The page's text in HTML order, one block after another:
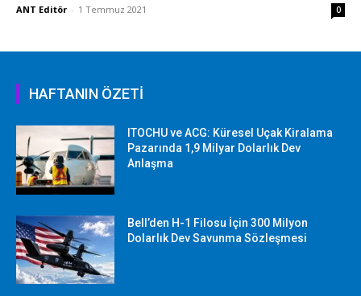
ANT Editör - 1 Temmuz 2021 0
HAFTANIN ÖZETİ
ITOCHU ve ACG: Küresel Uçak Kiralama
Pazarında 1,9 Milyar Dolarlık Dev
Anlaşma
Bell’den H-1 Filosu İçin 300 Milyon
Dolarlık Dev Savunma Sözleşmesi